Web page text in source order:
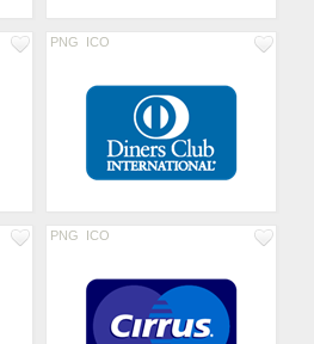
PNG ICO
PNG ICO